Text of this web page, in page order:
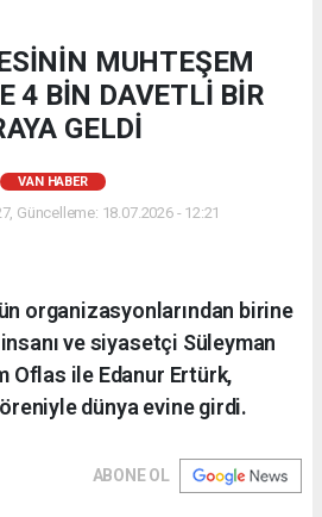
MUHTEŞEM
4 BİN DAVETLİ BİR
GELDİ
VAN HABER
Güncelleme: 18.07.2026 - 12:21
organizasyonlarından birine
ve siyasetçi Süleyman
Oflas ile Edanur Ertürk,
dünya evine girdi.
ABONE OL